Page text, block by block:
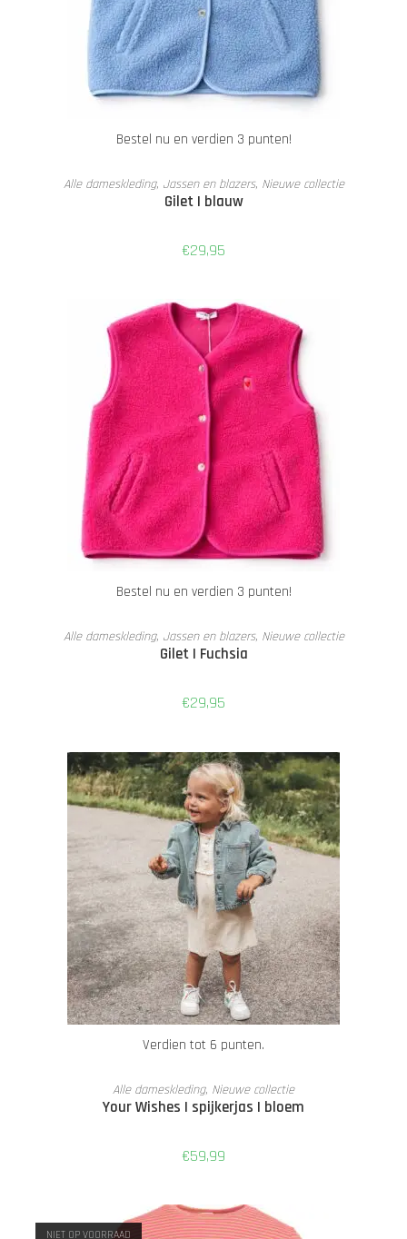
Bestel nu en verdien 3 punten!
TOEVOEGEN AAN WINKELWAGEN
Alle dameskleding, Jassen en blazers, Nieuwe collectie
Gilet | blauw
€29,95
Bestel nu en verdien 3 punten!
TOEVOEGEN AAN WINKELWAGEN
Alle dameskleding, Jassen en blazers, Nieuwe collectie
Gilet | Fuchsia
€29,95
Verdien tot 6 punten.
OPTIES SELECTEREN
Alle dameskleding, Nieuwe collectie
Your Wishes | spijkerjas | bloem
€59,99
NIET OP VOORRAAD